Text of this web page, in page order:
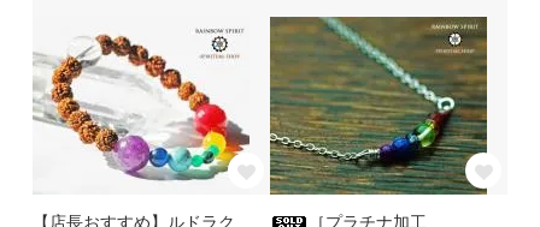
【店長おすすめ】ルドラク
［プラチナ加工